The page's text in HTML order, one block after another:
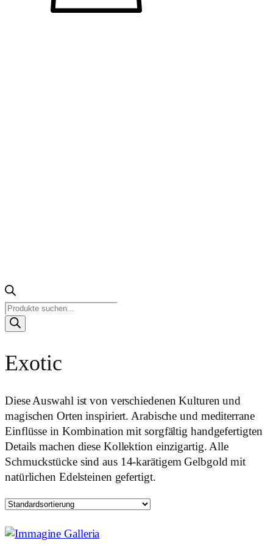
Products
search
Exotic
Diese Auswahl ist von verschiedenen Kulturen und
magischen Orten inspiriert. Arabische und mediterrane
Einflüsse in Kombination mit sorgfältig handgefertigten
Details machen diese Kollektion einzigartig. Alle
Schmuckstücke sind aus 14-karätigem Gelbgold mit
natürlichen Edelsteinen gefertigt.